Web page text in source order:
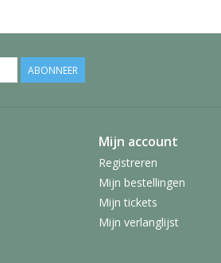
ABONNEER
Mijn account
Registreren
Mijn bestellingen
Mijn tickets
Mijn verlanglijst